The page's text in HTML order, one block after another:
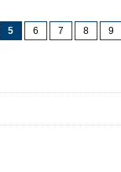
5 6 7 8 9